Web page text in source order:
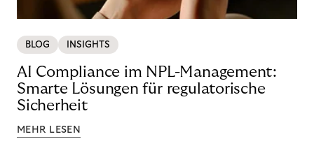
BLOG INSIGHTS
AI Compliance im NPL-Management:
Smarte Lösungen für regulatorische
Sicherheit
MEHR LESEN